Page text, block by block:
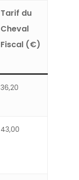
Tarif du
Cheval
Fiscal (€)
36,20
43,00